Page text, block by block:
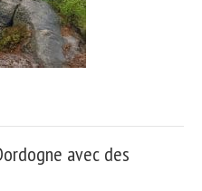
avec des